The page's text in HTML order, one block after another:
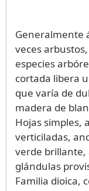
Generalmente
veces
especies
cortada libera
que varía de
madera de
Hojas simples,
verticiladas,
verde brillante,
glándulas
Familia dioica,